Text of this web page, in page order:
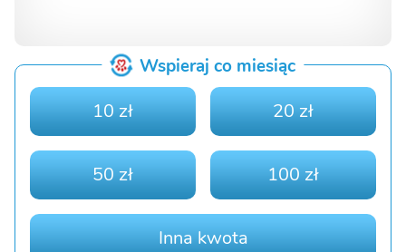
Wspieraj co miesiąc
10 zł 20 zł
50 zł 100 zł
Inna kwota